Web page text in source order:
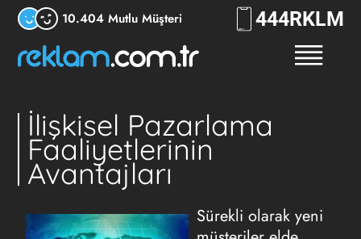
10.404 Mutlu Müşteri 444RKLM
İlişkisel Pazarlama
Faaliyetlerinin
Avantajları
Sürekli olarak yeni